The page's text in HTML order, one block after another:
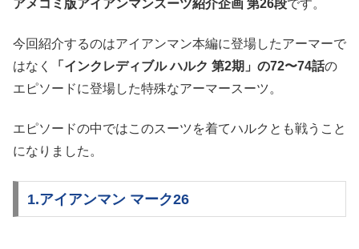
アメコミ版アイアンマンスーツ紹介企画 第26段です。
今回紹介するのはアイアンマン本編に登場したアーマーで
はなく
「インクレディブル ハルク 第2期」の72〜74話の
エピソードに登場した特殊なアーマースーツ。
エピソードの中ではこのスーツを着てハルクとも戦うこと
になりました。
1.アイアンマン マーク26